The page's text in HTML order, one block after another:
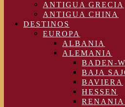
ANTIGUA GRECIA
ANTIGUA CHINA
DESTINOS
EUROPA
ALBANIA
ALEMANIA
BADEN-
BAJA
BAVIERA
HESSEN